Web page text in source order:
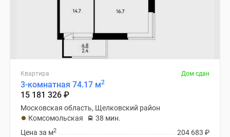
Квартира Дом сдан
3-комнатная 74.17 м2
15 181 326 ₽
Московская область, Щелковский район
Комсомольская
38 мин.
204 683 ₽
Цена за м2